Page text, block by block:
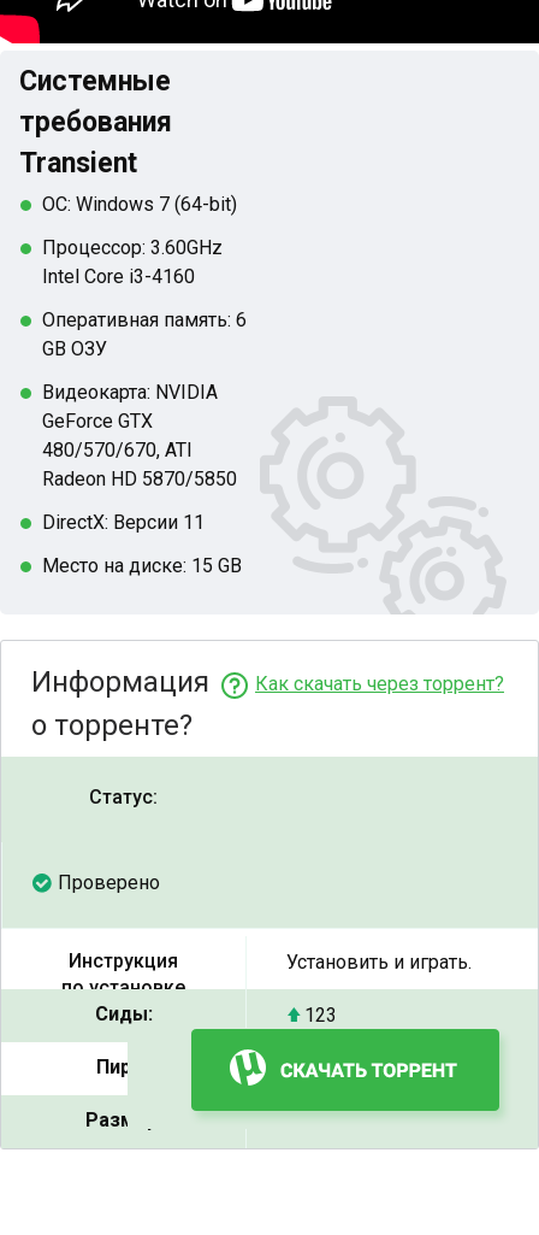
Системные
требования
Transient
ОС: Windows 7 (64-bit)
Процессор: 3.60GHz
Intel Core i3-4160
Оперативная память: 6
GB ОЗУ
Видеокарта: NVIDIA
GeForce GTX
480/570/670, ATI
Radeon HD 5870/5850
DirectX: Версии 11
Место на диске: 15 GB
Как скачать через торрент?
Информация
о торренте?
Статус:
Проверено
Инструкция
по установке
Установить и играть.
Сиды: 123
Пиры: 8
Размер: 7.37 GB